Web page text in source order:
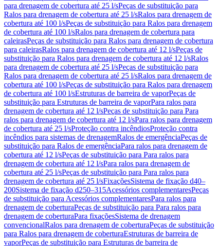
para drenagem de cobertura até 25 l/sPeças de substituição para
Ralos para drenagem de cobertura até 25 l/sRalos para drenagem de
cobertura até 100 l/sPeças de substituição para Ralos para drenagem
de cobertura até 100 l/sRalos para drenagem de cobertura para
caleirasPeças de substituição para Ralos para drenagem de cobertura
para caleirasRalos para drenagem de cobertura até 12 l/sPeças de
substituição para Ralos para drenagem de cobertura até 12 l/sRalos
para drenagem de cobertura até 25 l/sPeças de substituição para
Ralos para drenagem de cobertura até 25 l/sRalos para drenagem de
cobertura até 100 l/sPeças de substituição para Ralos para drenagem
de cobertura até 100 l/sEstruturas de barreira de vaporPeças de
substituição para Estruturas de barreira de vaporPara ralos para
drenagem de cobertura até 12 l/sPeças de substituição para Para
ralos para drenagem de cobertura até 12 l/sPara ralos para drenagem
de cobertura até 25 l/sProteção contra incêndiosProteção contra
incêndios para sistemas de drenagemRalos de emergênciaPeças de
substituição para Ralos de emergênciaPara ralos para drenagem de
cobertura até 12 l/sPeças de substituição para Para ralos para
drenagem de cobertura até 12 l/sPara ralos para drenagem de
cobertura até 25 l/sPeças de substituição para Para ralos para
drenagem de cobertura até 25 l/sFixaçõesSistema de fixação d40–
200Sistema de fixação d250–315Acessórios complementaresPeças
de substituição para Acessórios complementaresPara ralos para
drenagem de coberturaPeças de substituição para Para ralos para
drenagem de coberturaPara fixaçõesSistema de drenagem
convencionalRalos para drenagem de coberturaPeças de substituição
para Ralos para drenagem de coberturaEstruturas de barreira de
vaporPeças de substituição para Estruturas de barreira de